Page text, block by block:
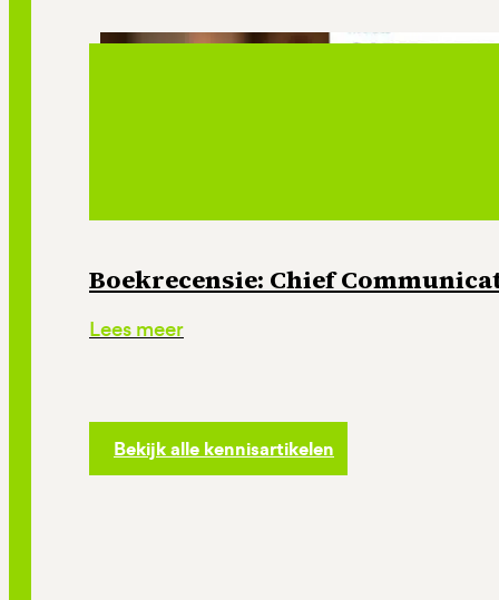
Boekrecensie: Chief
Lees meer
Bekijk alle kennisartikelen